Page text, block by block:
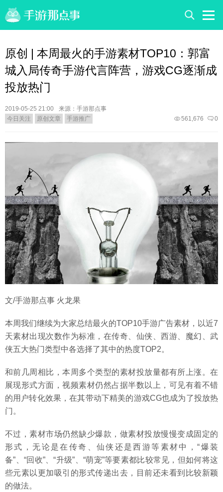
原创 | 本周最火的手游素材TOP10：郭富
城入局传奇手游代言阵营，游戏CG逐渐成
投放热门
2019-05-25 21:00
来源：手游那点事
今日关注
原创文章 手游推广 0
561,676
文/手游那点事 火龙果
本周我们继续为大家总结最火的TOP10手游广告素材，以近7
天素材出现次数作为标准，在传奇、仙侠、西游、魔幻、武
侠五大热门类型中各选择了其中的热度TOP2。
和前几周相比，本周多个类型的素材投放量都有所上涨。在
展现形式方面，视频素材仍然占据半数以上，可见有着不错
的用户转化效果，在其带动下精美的游戏CG也成为了投放热
门。
不过，素材市场仍然缺少爆款，做素材投放慢慢变成固定的
形式，无论是在传奇、仙侠还是西游等素材中，“爆装
备”、“回收”、“升级”、“萌宠”等要素都比较常见，但如何将这
些元素以更加吸引的形式传递出去，目前还未看到比较新颖
的做法。